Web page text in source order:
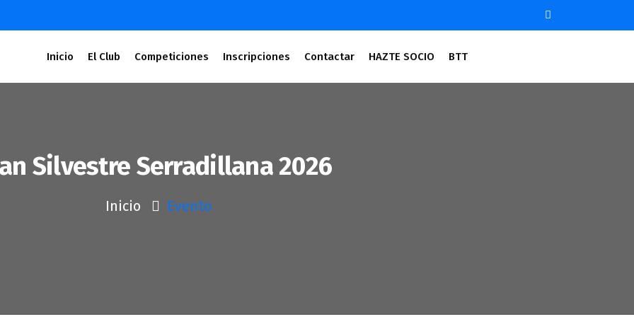
Inicio
El Club Competiciones Inscripciones Contactar HAZTE SOCIO BTT
Silvestre Serradillana 2026
Inicio Evento